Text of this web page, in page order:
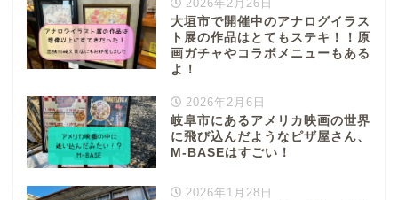
2026年2月26日
大垣市で開催中のアナログイラス
ト展の作品はとてもステキ！！原
画ガチャやコラボメニューもある
よ！
2026年2月6日
岐阜市にあるアメリカ映画の世界
に飛び込んだようなピザ屋さん、
M-BASEはすごい！
2026年1月28日